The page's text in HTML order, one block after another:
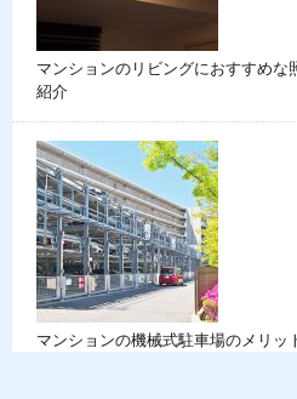
マンションのリビングにおすすめ
紹介
マンションの機械式駐車場のメリ